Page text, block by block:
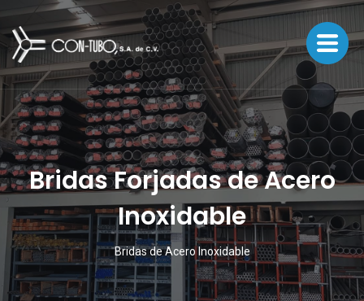
Bridas Forjadas de Acero
Inoxidable
Bridas de Acero Inoxidable